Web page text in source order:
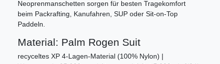
Neoprenmanschetten sorgen für besten Tragekomfort
beim Packrafting, Kanufahren, SUP oder Sit-on-Top
Paddeln.
Material: Palm Rogen Suit
recyceltes XP 4-Lagen-Material (100% Nylon) |